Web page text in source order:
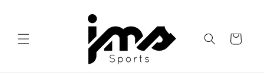
contenu
Panier